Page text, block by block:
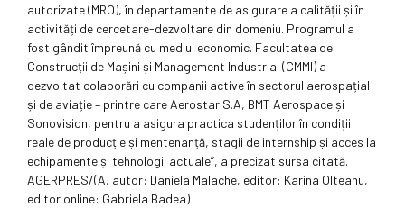
autorizate (MRO), în departamente de asigurare a calității și în
activități de cercetare-dezvoltare din domeniu. Programul a
fost gândit împreună cu mediul economic. Facultatea de
Construcții de Mașini și Management Industrial (CMMI) a
dezvoltat colaborări cu companii active în sectorul aerospațial
și de aviație – printre care Aerostar S.A, BMT Aerospace și
Sonovision, pentru a asigura practica studenților în condiții
reale de producție și mentenanță, stagii de internship și acces la
echipamente și tehnologii actuale”, a precizat sursa citată.
AGERPRES/(A, autor: Daniela Malache, editor: Karina Olteanu,
editor online: Gabriela Badea)